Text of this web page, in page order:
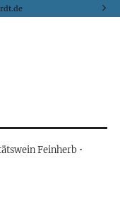
Feinherb •